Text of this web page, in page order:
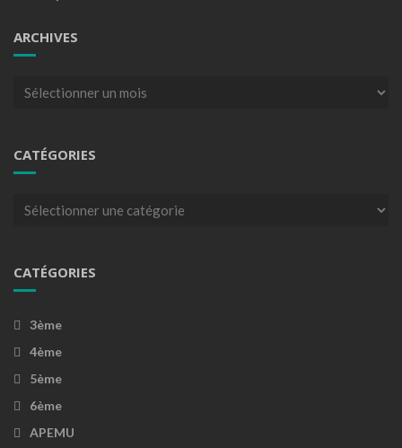
ARCHIVES
Archives
CATÉGORIES
Catégories
CATÉGORIES
3ème
4ème
5ème
6ème
APEMU